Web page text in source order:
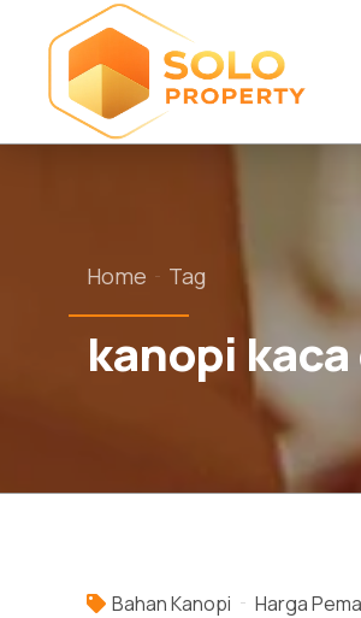
Home Tag
kanopi
Bahan Kanopi Harga